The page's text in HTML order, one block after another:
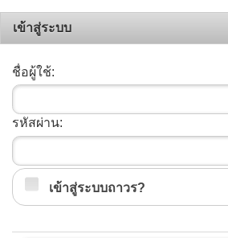
เข้าสู่ระบบ
ชื่อผู้ใช้:
รหัสผ่าน:
เข้าสู่ระบบถาวร?